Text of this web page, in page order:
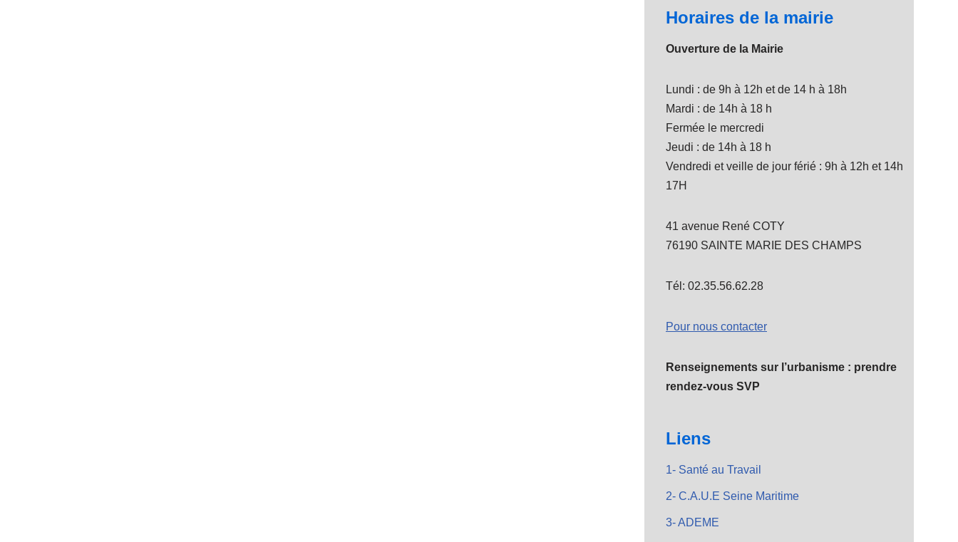
Horaires de la mairie
Ouverture de la Mairie
Lundi : de 9h à 12h et de 14 h à 18h
Mardi : de 14h à 18 h
Fermée le mercredi
Jeudi : de 14h à 18 h
Vendredi et veille de jour férié : 9h à 12h et 14h
17H
41 avenue René COTY
76190 SAINTE MARIE DES CHAMPS
Tél: 02.35.56.62.28
Pour nous contacter
Renseignements sur l’urbanisme : prendre
rendez-vous SVP
Liens
1- Santé au Travail
2- C.A.U.E Seine Maritime
3- ADEME